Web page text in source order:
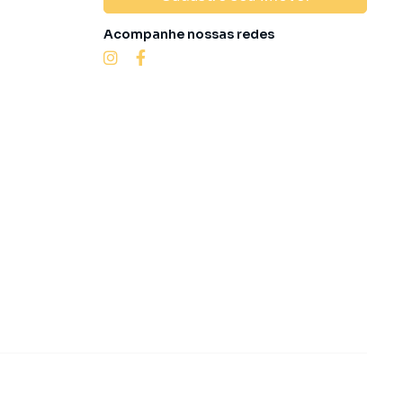
Acompanhe nossas redes